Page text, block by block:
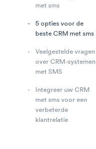
met sms
5 opties voor de
beste CRM met sms
Veelgestelde vragen
over CRM-systemen
met SMS
Integreer uw CRM
met sms voor een
verbeterde
klantrelatie